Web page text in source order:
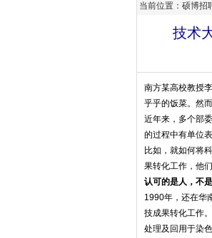
当前位置：硕博招
技术
南方某高校教授
乎乎的饭菜。然
近年来，多个部
的过程中有单位
比如，就如何将
果转化工作，他
认可的是人，不
1990年，还在华
技成果转化工作
处理及回用于染